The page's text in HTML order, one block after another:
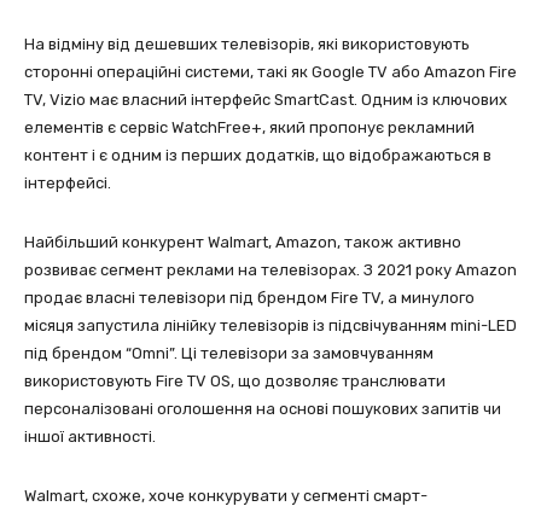
На відміну від дешевших телевізорів, які використовують
сторонні операційні системи, такі як Google TV або Amazon Fire
TV, Vizio має власний інтерфейс SmartCast. Одним із ключових
елементів є сервіс WatchFree+, який пропонує рекламний
контент і є одним із перших додатків, що відображаються в
інтерфейсі.
Найбільший конкурент Walmart, Amazon, також активно
розвиває сегмент реклами на телевізорах. З 2021 року Amazon
продає власні телевізори під брендом Fire TV, а минулого
місяця запустила лінійку телевізорів із підсвічуванням mini-LED
під брендом “Omni”. Ці телевізори за замовчуванням
використовують Fire TV OS, що дозволяє транслювати
персоналізовані оголошення на основі пошукових запитів чи
іншої активності.
Walmart, схоже, хоче конкурувати у сегменті смарт-